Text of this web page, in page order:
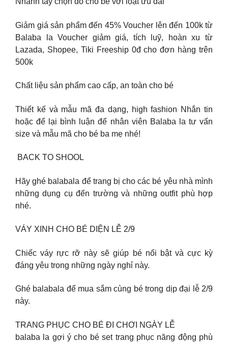
Giảm giá sản phẩm đến 45% Voucher lên đến 100k từ
Balaba la Voucher giảm giá, tích luỹ, hoàn xu từ
Lazada, Shopee, Tiki Freeship 0đ cho đơn hàng trên
500k
Chất liệu sản phẩm cao cấp, an toàn cho bé
Thiết kế và mẫu mã đa dạng, high fashion Nhắn tin
hoặc để lại bình luận để nhân viên Balaba la tư vấn
size và mẫu mã cho bé ba mẹ nhé!
️ BACK TO SHOOL ️
Hãy ghé balabala để trang bị cho các bé yêu nhà mình
những dụng cụ đến trường và những outfit phù hợp
nhé.
VÁY XINH CHO BÉ DIỆN LỄ 2/9
Chiếc váy rực rỡ này sẽ giúp bé nổi bật và cực kỳ
đáng yêu trong những ngày nghỉ này.
Ghé balabala để mua sắm cùng bé trong dịp đại lễ 2/9
này.
TRANG PHỤC CHO BÉ ĐI CHƠI NGÀY LỄ
balaba la gợi ý cho bé set trang phục năng động phù